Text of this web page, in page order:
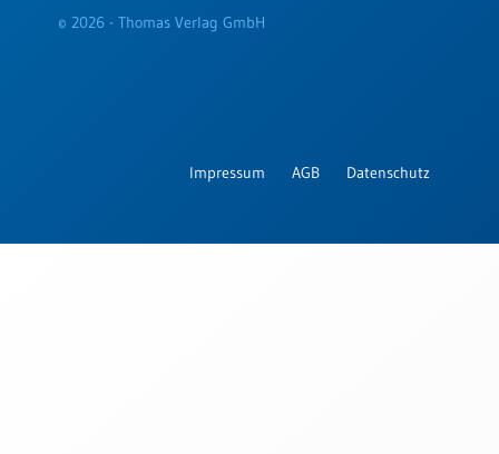
© 2026 - Thomas Verlag GmbH
Impressum AGB Datenschutz